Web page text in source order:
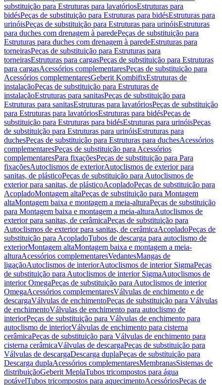
substituição para Estruturas para lavatóriosEstruturas para
bidésPeças de substituição para Estruturas para bidésEstruturas para
urinóisPeças de substituição para Estruturas para urinóisEstruturas
para duches com drenagem à paredePeças de substituição para
Estruturas para duches com drenagem à paredeEstruturas para
torneirasPeças de substituição para Estruturas para
torneirasEstruturas para cargasPeças de substituição para Estruturas
para cargasAcessórios complementaresPeças de substituição para
Acessórios complementaresGeberit KombifixEstruturas de
instalaçãoPeças de substituição para Estruturas de
instalaçãoEstruturas para sanitasPeças de substituição para
Estruturas para sanitasEstruturas para lavatóriosPeças de substituição
para Estruturas para lavatóriosEstruturas para bidésPeças de
substituição para Estruturas para bidésEstruturas para urinóisPeças
de substituição para Estruturas para urinóisEstruturas para
duchesPeças de substituição para Estruturas para duchesAcessórios
complementaresPeças de substituição para Acessórios
complementaresPara fixaçõesPeças de substituição para Para
fixaçõesAutoclismos de exteriorAutoclismos de exterior para
sanitas, de plásticoPeças de substituição para Autoclismos de
exterior para sanitas, de plásticoAcopladoPeças de substituição para
AcopladoMontagem altaPeças de substituição para Montagem
altaMontagem baixa e montagem a meia-alturaPeças de substituição
para Montagem baixa e montagem a meia-alturaAutoclismos de
exterior para sanitas, de cerâmicaPeças de substituição para
Autoclismos de exterior para sanitas, de cerâmicaAcopladoPeças de
substituição para AcopladoTubos de descarga para autoclismo de
exteriorMontagem altaMontagem baixa e montagem a meia-
alturaAcessórios complementaresVedantesMangas de
ligaçãoAutoclismos de interiorAutoclismos de interior SigmaPeças
de substituição para Autoclismos de interior SigmaAutoclismos de
interior OmegaPeças de substituição para Autoclismos de interior
OmegaAcessórios complementaresVálvulas de enchimento e de
descargaVálvulas de enchimentoPeças de substituição para Válvulas
de enchimentoVálvulas de enchimento para autoclismo de
interiorPeças de substituição para Válvulas de enchimento para
autoclismo de interiorVálvulas de enchimento para cisterna
cerâmicaPeças de substituição para Válvulas de enchimento para
cisterna cerâmicaVálvulas de descargaPeças de substituição para
Válvulas de descargaDescarga duplaPeças de substituição para
Descarga duplaAcessórios complementaresMembranasSistemas de
distribuiçãoGeberit MeplaTubos tricompostos para água
potávelTubos tricompostos para aquecimentoAcessóriosPeças de